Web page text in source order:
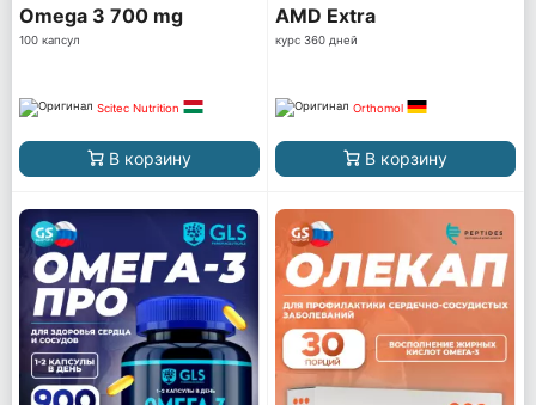
Omega 3 700 mg
100 капсул
Scitec Nutrition
В корзину
AМD Extra
курс 360 дней
Orthomol
В корзину